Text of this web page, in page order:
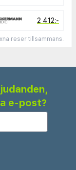
2 412:-
reser tillsammans.
e-post?